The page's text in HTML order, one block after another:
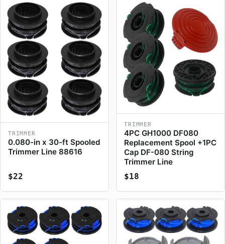
TRIMMER
0.080-in x 30-ft Spooled
Trimmer Line 88616
$22
TRIMMER
4PC GH1000 DF080
Replacement Spool +1PC
Cap DF-080 String
Trimmer Line
$18